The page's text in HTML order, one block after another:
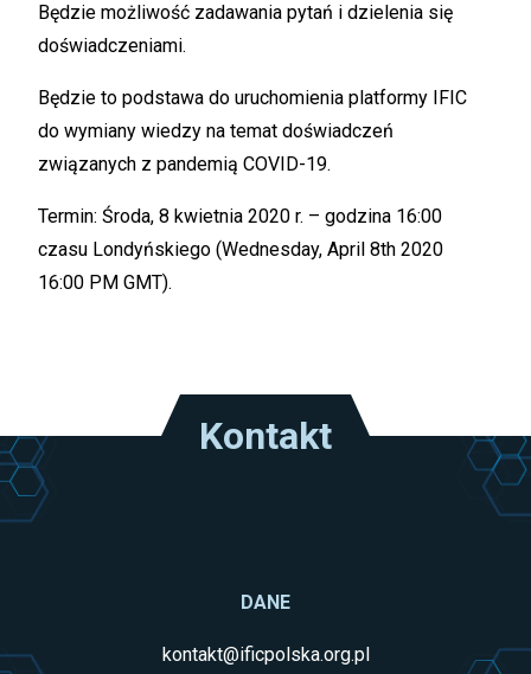
Będzie możliwość zadawania pytań i dzielenia się
doświadczeniami.
Będzie to podstawa do uruchomienia platformy IFIC
do wymiany wiedzy na temat doświadczeń
związanych z pandemią COVID-19.
Termin: Środa, 8 kwietnia 2020 r. – godzina 16:00
czasu Londyńskiego (Wednesday, April 8th 2020
16:00 PM GMT).
Kontakt
DANE
kontakt@ificpolska.org.pl